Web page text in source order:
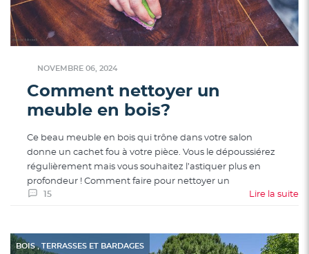
NOVEMBRE 06, 2024
15
Comment nettoyer un
meuble en bois?
Ce beau meuble en bois qui trône dans votre salon
donne un cachet fou à votre pièce. Vous le dépoussiérez
régulièrement mais vous souhaitez l’astiquer plus en
profondeur ! Comment faire pour nettoyer un
Lire la suite
BOIS, TERRASSES ET BARDAGES